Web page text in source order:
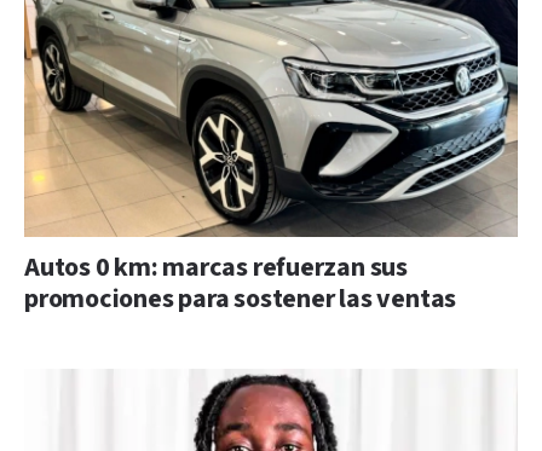
Autos 0 km: marcas refuerzan sus
promociones para sostener las ventas